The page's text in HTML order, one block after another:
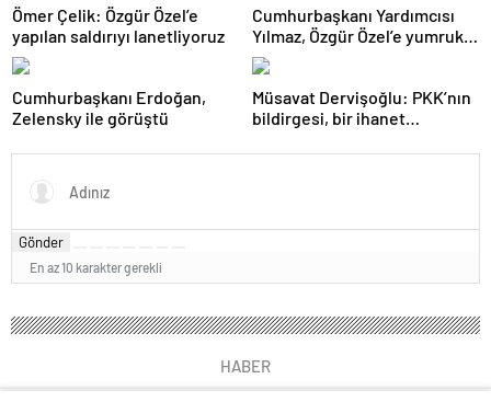
Ömer Çelik: Özgür Özel’e
yapılan saldırıyı lanetliyoruz
Cumhurbaşkanı Yardımcısı
Yılmaz, Özgür Özel’e yumruklu
saldırıyı kınadı
Cumhurbaşkanı Erdoğan,
Zelensky ile görüştü
Müsavat Dervişoğlu: PKK’nın
bildirgesi, bir ihanet
Gönder
En az 10 karakter gerekli
HABER